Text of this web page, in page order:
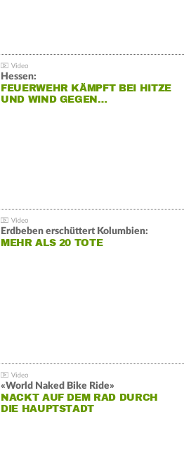
Hessen:
FEUERWEHR KÄMPFT BEI HITZE
UND WIND GEGEN…
Erdbeben erschüttert Kolumbien:
MEHR ALS 20 TOTE
«World Naked Bike Ride»
NACKT AUF DEM RAD DURCH
DIE HAUPTSTADT